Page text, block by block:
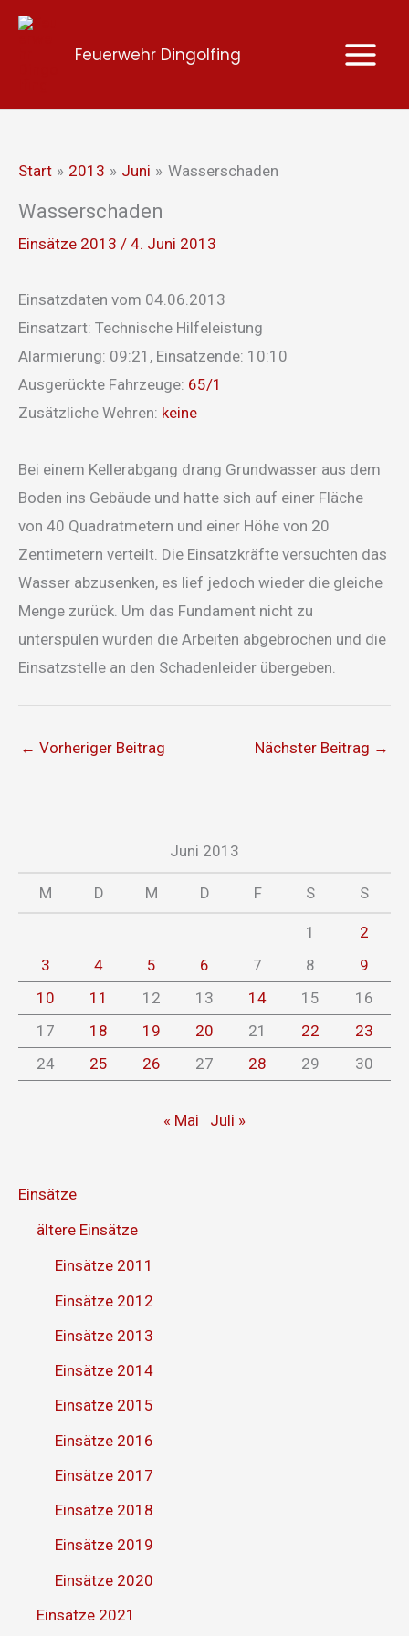
Zum
Feuerwehr Dingolfing
Start 2013 Juni Wasserschaden
Wasserschaden
Einsätze 2013 / 4. Juni 2013
Einsatzdaten vom 04.06.2013
Einsatzart: Technische Hilfeleistung
Alarmierung: 09:21, Einsatzende: 10:10
Ausgerückte Fahrzeuge: 65/1
Zusätzliche Wehren: keine
Bei einem Kellerabgang drang Grundwasser aus dem
Boden ins Gebäude und hatte sich auf einer Fläche
von 40 Quadratmetern und einer Höhe von 20
Zentimetern verteilt. Die Einsatzkräfte versuchten das
Wasser abzusenken, es lief jedoch wieder die gleiche
Menge zurück. Um das Fundament nicht zu
unterspülen wurden die Arbeiten abgebrochen und die
Einsatzstelle an den Schadenleider übergeben.
← Vorheriger Beitrag Nächster Beitrag →
Juni 2013
M D M D F S S
1
2
3
4 5 6 7 8
9
10
11 12 13 14 15
16
17
18 19 20 21 22
23
24
25 26 27 28 29 30
« Mai Juli »
Einsätze
ältere Einsätze
Einsätze 2011
Einsätze 2012
Einsätze 2013
Einsätze 2014
Einsätze 2015
Einsätze 2016
Einsätze 2017
Einsätze 2018
Einsätze 2019
Einsätze 2020
Einsätze 2021